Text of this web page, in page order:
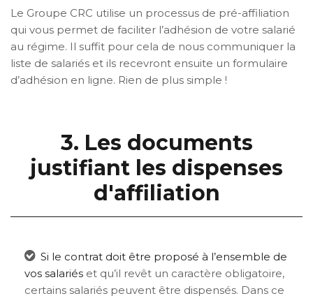
Le Groupe CRC utilise un processus de pré-affiliation
qui vous permet de faciliter l’adhésion de votre salarié
au régime. Il suffit pour cela de nous communiquer la
liste de salariés et ils recevront ensuite un formulaire
d’adhésion en ligne. Rien de plus simple !
3. Les documents
justifiant les dispenses
d'affiliation
Si le contrat doit être proposé à l’ensemble de
vos salariés et qu’il revêt un caractère obligatoire,
certains salariés peuvent être dispensés. Dans ce